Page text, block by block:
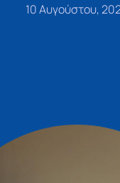
10 Αυγούστου,